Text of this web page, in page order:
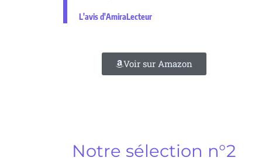
L'avis d'AmiraLecteur
Voir sur Amazon
Notre sélection n°2